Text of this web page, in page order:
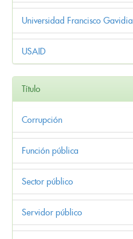
Universidad Francisco Gavidia
USAID
Título
Corrupción
Función pública
Sector público
Servidor público